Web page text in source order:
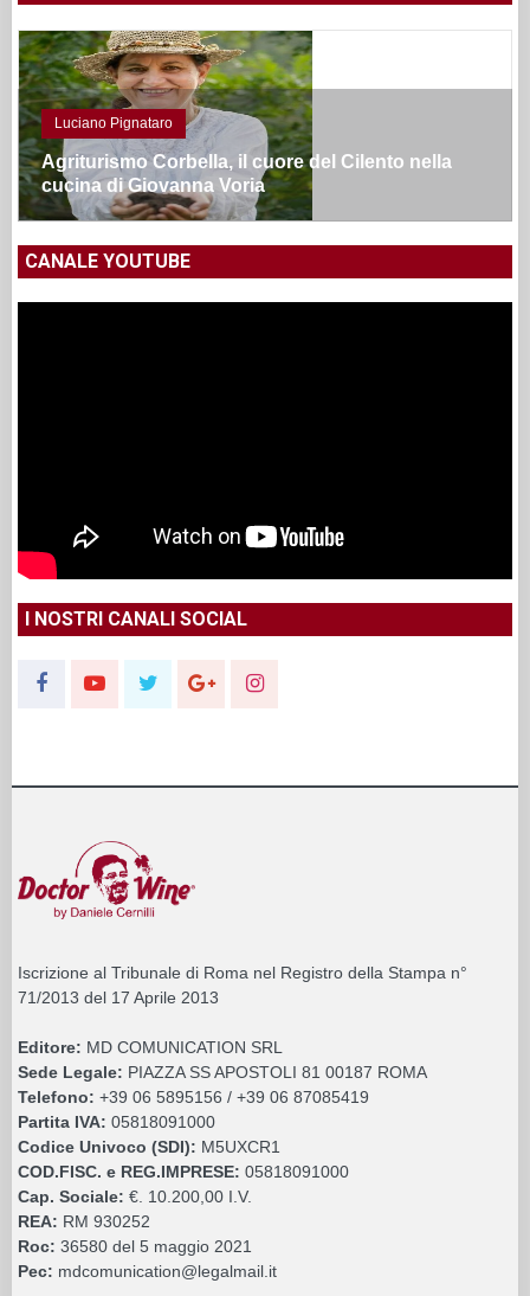
Luciano Pignataro
Agriturismo Corbella, il cuore del Cilento nella
cucina di Giovanna Voria
CANALE YOUTUBE
I NOSTRI CANALI SOCIAL
Iscrizione al Tribunale di Roma nel Registro della Stampa n°
71/2013 del 17 Aprile 2013
Editore: MD COMUNICATION SRL
Sede Legale: PIAZZA SS APOSTOLI 81 00187 ROMA
Telefono: +39 06 5895156 / +39 06 87085419
Partita IVA: 05818091000
Codice Univoco (SDI): M5UXCR1
COD.FISC. e REG.IMPRESE: 05818091000
Cap. Sociale: €. 10.200,00 I.V.
REA: RM 930252
Roc: 36580 del 5 maggio 2021
Pec: mdcomunication@legalmail.it